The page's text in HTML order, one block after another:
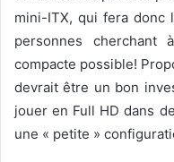
mini-ITX, qui fera donc
personnes
compacte possible!
devrait être un bon
jouer en Full HD dans
une « petite »